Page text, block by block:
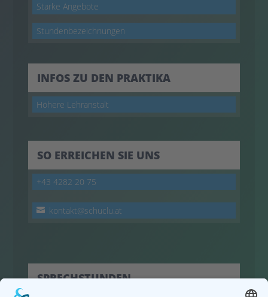
Starke Angebote
Stundenbezeichnungen
INFOS ZU DEN PRAKTIKA
Höhere Lehranstalt
SO ERREICHEN SIE UNS
+43 4282 20 75
kontakt@schuclu.at
SPRECHSTUNDEN